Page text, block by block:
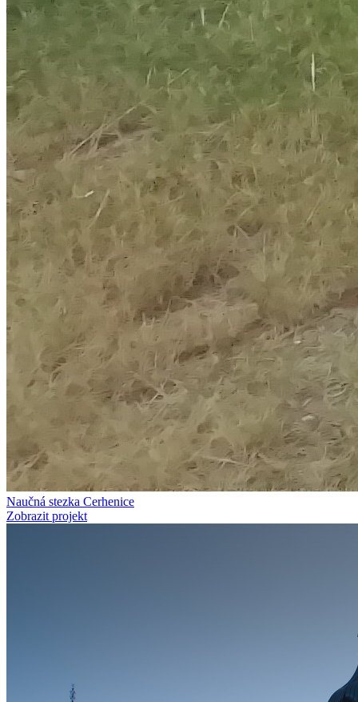
Naučná stezka Cerhenice
Zobrazit projekt